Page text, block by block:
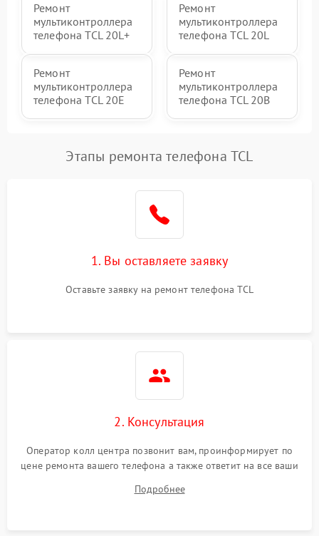
Ремонт
мультиконтроллера
телефона TCL 20L+
Ремонт
мультиконтроллера
телефона TCL 20L
Ремонт
мультиконтроллера
телефона TCL 20E
Ремонт
мультиконтроллера
телефона TCL 20B
Этапы ремонта телефона TCL
1. Вы оставляете заявку
Оставьте заявку на ремонт телефона TCL
2. Консультация
Оператор колл центра позвонит вам, проинформирует по
цене ремонта вашего телефона а также ответит на все ваши
Подробнее